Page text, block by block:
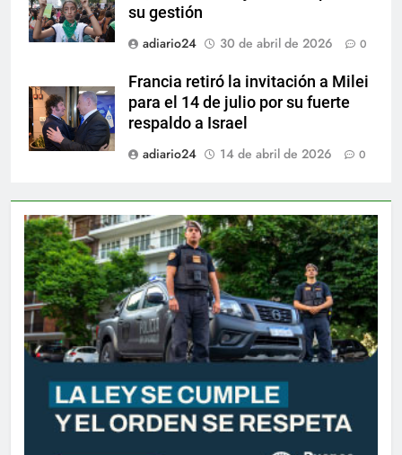
su gestión
adiario24
30 de abril de 2026 0
Francia retiró la invitación a Milei
para el 14 de julio por su fuerte
respaldo a Israel
adiario24
14 de abril de 2026 0